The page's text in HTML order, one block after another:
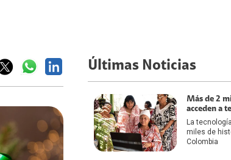
Últimas Noticias
Más de 2
acceden a
La
miles de
Colombia